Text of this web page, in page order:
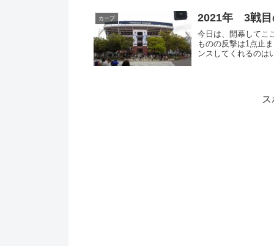
カープ 2021年 3戦目
今日は、開幕してこ
ものの反撃は1点止
ンスしてくれるのは
ス